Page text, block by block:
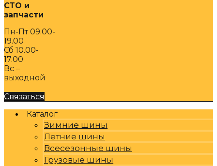
СТО и
запчасти
Пн-Пт 09.00-
19.00
Сб 10.00-
17.00
Вс –
выходной
Связаться
Каталог
Зимние шины
Летние шины
Всесезонные шины
Грузовые шины